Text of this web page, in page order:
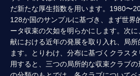
だ新たな厚生指数を用います。1980〜
128か国のサンプルに基づき、まず世界
ータ収束の欠如を明らかにします。次
献における近年の発展を取り入れ、局
ます。とりわけ、分布に基づくクラス
用すると、三つの局所的な収束クラブ